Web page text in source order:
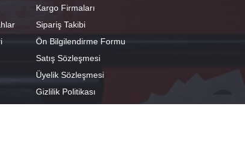
Kargo Firmaları
Sipariş Takibi
Ön Bilgilendirme Formu
Satış Sözleşmesi
Üyelik Sözleşmesi
Gizlilik Politikası